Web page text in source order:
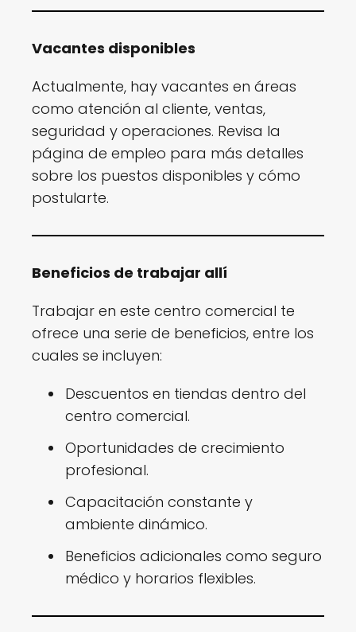
Vacantes disponibles
Actualmente, hay vacantes en áreas
como atención al cliente, ventas,
seguridad y operaciones. Revisa la
página de empleo para más detalles
sobre los puestos disponibles y cómo
postularte.
Beneficios de trabajar allí
Trabajar en este centro comercial te
ofrece una serie de beneficios, entre los
cuales se incluyen:
Descuentos en tiendas dentro del
centro comercial.
Oportunidades de crecimiento
profesional.
Capacitación constante y
ambiente dinámico.
Beneficios adicionales como seguro
médico y horarios flexibles.